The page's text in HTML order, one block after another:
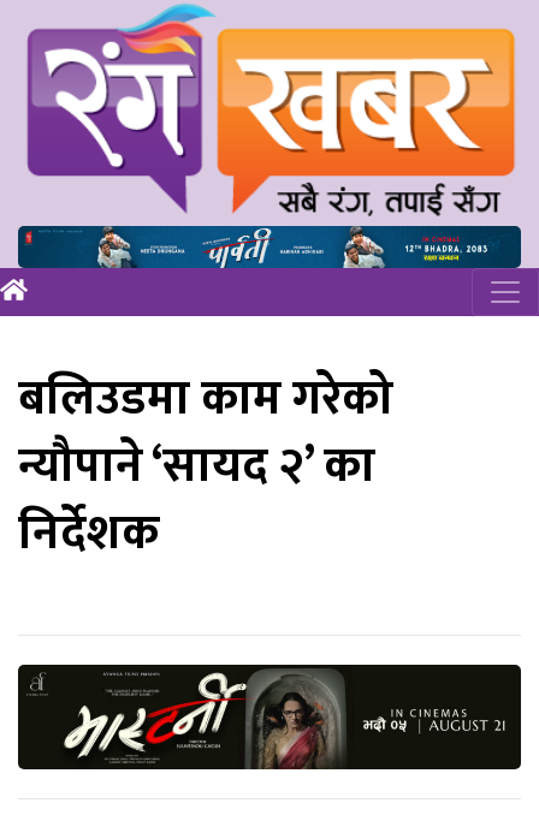
बलिउडमा काम गरेको
न्यौपाने ‘सायद २’ का
निर्देशक